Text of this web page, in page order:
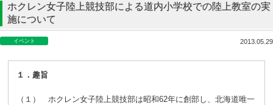
ホクレン女子陸上競技部による道内小学校での陸上教室の実
施について
イベント 2013.05.29
１．趣旨
（１） ホクレン女子陸上競技部は昭和62年に創部し、北海道唯一